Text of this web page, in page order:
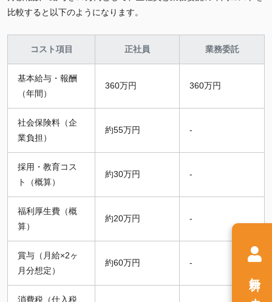
比較すると以下のようになります。
コスト項目 正社員 業務委託
基本給与・報酬
（年間）
360万円 360万円
社会保険料（企
業負担）
約55万円 -
採用・教育コス
ト（概算）
約30万円 -
福利厚生費（概
算）
約20万円 -
賞与（月給×2ヶ
月分想定）
約60万円 -
消費税（仕入税